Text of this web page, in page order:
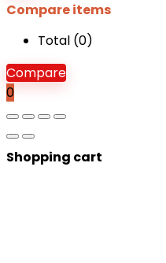
Compare items
Total (0)
Compare
0
Shopping cart